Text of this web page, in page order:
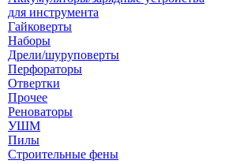
для инструмента
Гайковерты
Наборы
Дрели/шуруповерты
Перфораторы
Отвертки
Прочее
Реноваторы
УШМ
Пилы
Строительные фены